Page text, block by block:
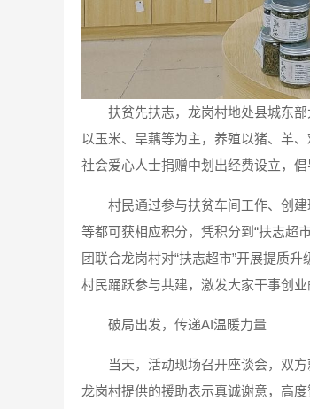
扶贫先扶志，龙岗村地处县城东
以玉米、旱藕等为主，养殖以猪、羊
社会爱心人士捐赠中划出经费设立，
村民通过参与扶贫车间工作、创
等都可获相应积分，凭积分到“扶志超
团联合龙岗村对“扶志超市”开展提质
村民踊跃参与共建，激发大家干事创
破局出发，传递AI温暖力量
当天，活动现场召开座谈会，双
龙岗村提供的援助表示真诚谢意，高